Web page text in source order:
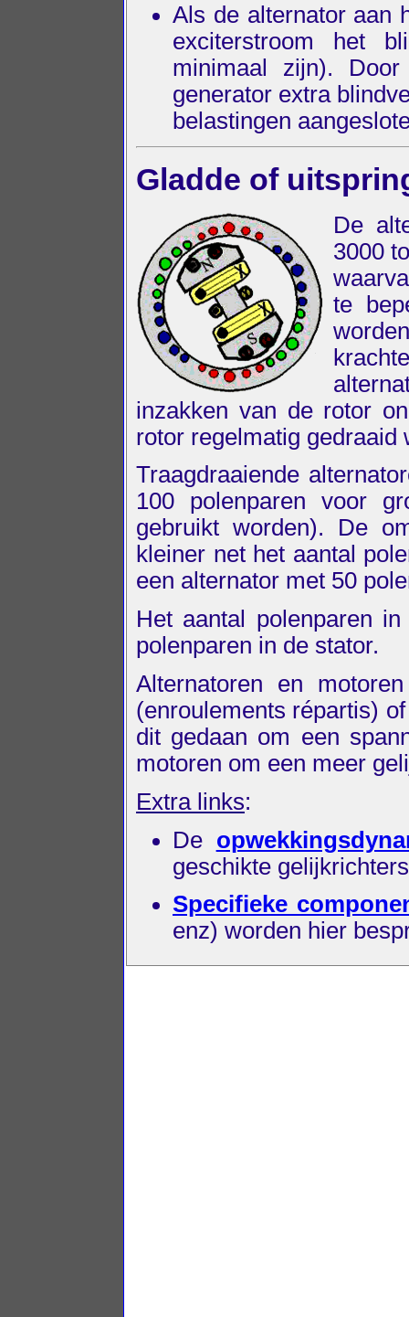
Als de alternator aan
exciterstroom het
minimaal zijn).
generator extra
belastingen
Gladde of
De
3000
te
inzakken van de rotor
rotor regelmatig gedraaid
Traagdraaiende
100 polenparen voor
gebruikt worden). De
kleiner net het aantal
een alternator met 50
Het aantal polenparen
polenparen in de stator.
Alternatoren en
(enroulements répartis)
dit gedaan om een
motoren om een meer
Extra links:
De
geschikte
Specifieke
enz) worden hier